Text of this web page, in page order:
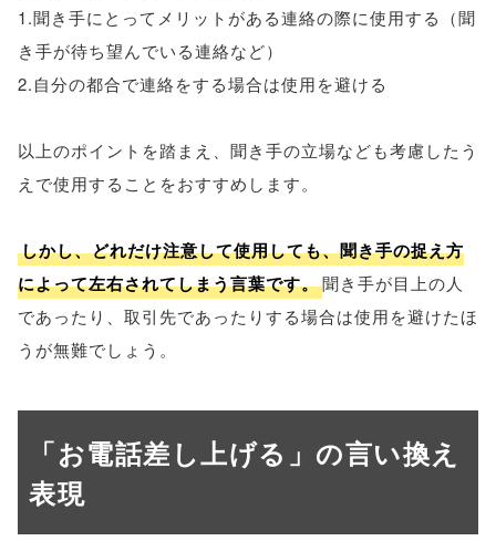
1.聞き手にとってメリットがある連絡の際に使用する（聞
き手が待ち望んでいる連絡など）
2.自分の都合で連絡をする場合は使用を避ける
以上のポイントを踏まえ、聞き手の立場なども考慮したう
えで使用することをおすすめします。
しかし、どれだけ注意して使用しても、聞き手の捉え方
によって左右されてしまう言葉です。聞き手が目上の人
であったり、取引先であったりする場合は使用を避けたほ
うが無難でしょう。
「お電話差し上げる」の言い換え
表現